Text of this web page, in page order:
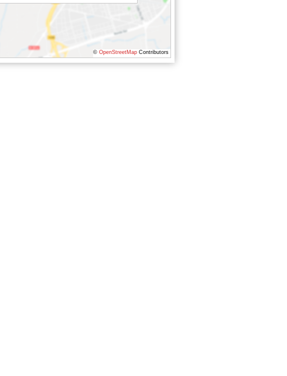
© OpenStreetMap Contributors